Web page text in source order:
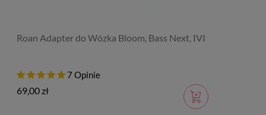
Roan Adapter do Wózka Bloom, Bass Next, IVI
7 Opinie
69,00 zł